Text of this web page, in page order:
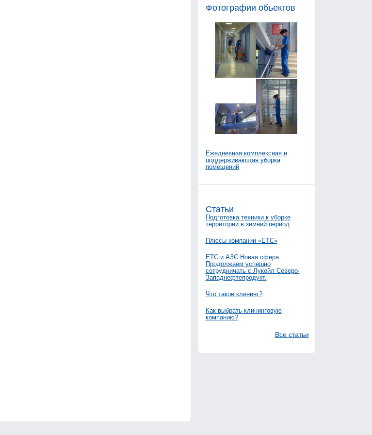
Фотографии объектов
Ежедневная комплексная и
поддерживающая уборка
помещений
Статьи
Подготовка техники к уборке
территории в зимний период
Плюсы компании «ЕТС»
ЕТС и АЗС Новая сфера.
Продолжаем успешно
сотрудничать с Лукойл Северо-
Западнефтепродукт.
Что такое клининг?
Как выбрать клининговую
компанию?
Все статьи